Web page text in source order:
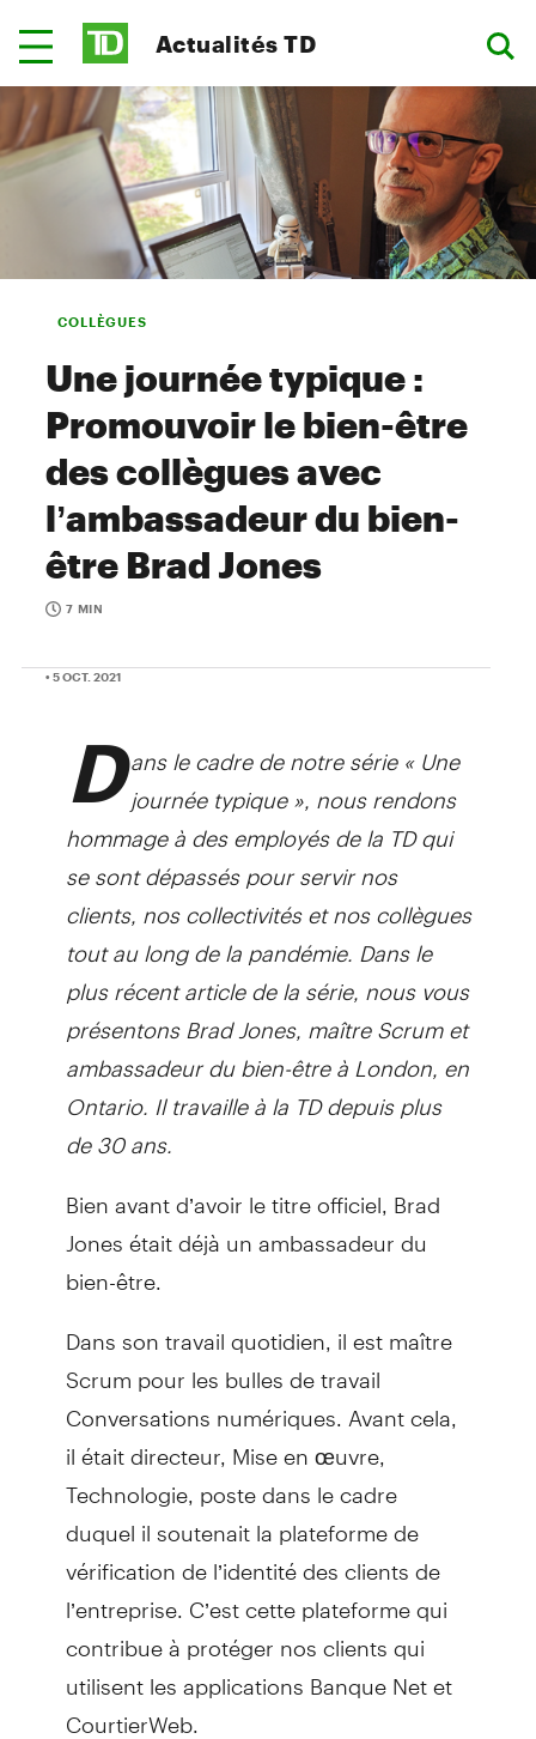
Actualités TD
COLLÈGUES
Une journée typique :
Promouvoir le bien-être
des collègues avec
l’ambassadeur du bien-
être Brad Jones
7 MIN
• 5 OCT. 2021
Dans le cadre de notre série « Une
journée typique », nous rendons
hommage à des employés de la TD qui
se sont dépassés pour servir nos
clients, nos collectivités et nos collègues
tout au long de la pandémie. Dans le
plus récent article de la série, nous vous
présentons Brad Jones, maître Scrum et
ambassadeur du bien-être à London, en
Ontario. Il travaille à la TD depuis plus
de 30 ans.
Bien avant d’avoir le titre officiel, Brad
Jones était déjà un ambassadeur du
bien-être.
Dans son travail quotidien, il est maître
Scrum pour les bulles de travail
Conversations numériques. Avant cela,
il était directeur, Mise en œuvre,
Technologie, poste dans le cadre
duquel il soutenait la plateforme de
vérification de l’identité des clients de
l’entreprise. C’est cette plateforme qui
contribue à protéger nos clients qui
utilisent les applications Banque Net et
CourtierWeb.